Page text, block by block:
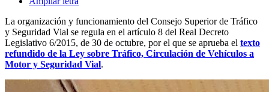
La organización y funcionamiento del Consejo Superior de Tráfico
y Seguridad Vial se regula en el artículo 8 del Real Decreto
Legislativo 6/2015, de 30 de octubre, por el que se aprueba el texto
refundido de la Ley sobre Tráfico, Circulación de Vehículos a
Motor y Seguridad Vial.